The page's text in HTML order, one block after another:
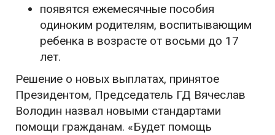
появятся ежемесячные пособия
одиноким родителям, воспитывающим
ребенка в возрасте от восьми до 17
лет.
Решение о новых выплатах, принятое
Президентом, Председатель ГД Вячеслав
Володин назвал новыми стандартами
помощи гражданам. «Будет помощь